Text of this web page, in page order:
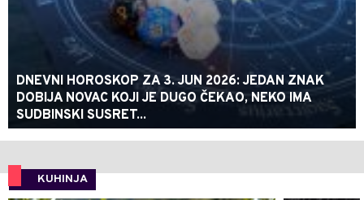
DNEVNI HOROSKOP ZA 3. JUN 2026: JEDAN ZNAK
DOBIJA NOVAC KOJI JE DUGO ČEKAO, NEKO IMA
SUDBINSKI SUSRET...
KUHINJA